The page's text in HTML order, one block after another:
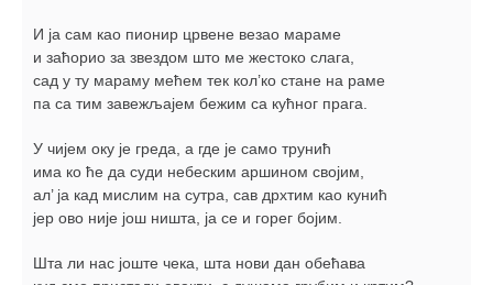
И ја сам као пионир црвене везaо мараме
и заћорио за звездом што ме жестоко слага,
сад у ту мараму мећем тек кол’ко стане на раме
па са тим завежљајем бежим са кућног прага.
У чијем оку је греда, а где је само трунић
има ко ће да суди небеским аршином својим,
ал’ ја кад мислим на сутра, сав дрхтим као кунић
јер ово није још ништа, ја се и горег бојим.
Шта ли нас јоште чека, шта нови дан обећава